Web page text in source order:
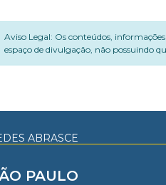
Aviso Legal: Os conteúdos,
espaço de divulgação, não possuindo
ABRASCE
PAULO